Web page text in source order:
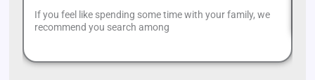
If you feel like spending some time with your family, we
recommend you search among